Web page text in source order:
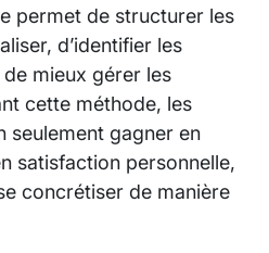
permet de structurer les
d’identifier les
mieux gérer les
cette méthode, les
seulement gagner en
satisfaction personnelle,
concrétiser de manière